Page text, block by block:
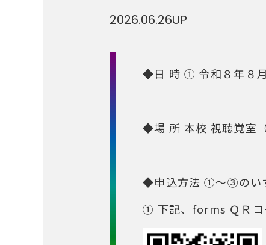
2026.06.26UP
◆日 時 ① 令和８年８月
◆場 所 本校 視聴覚室
◆申込方法 ①～③のい
① 下記、forms ＱＲ